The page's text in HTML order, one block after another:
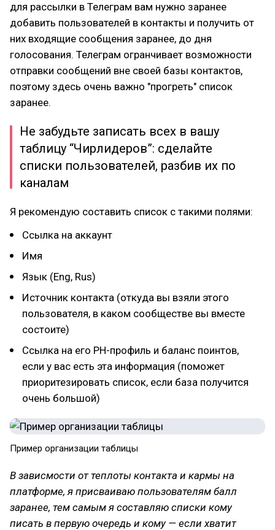
для рассылки в Телеграм вам нужно заранее
добавить пользователей в контакты и получить от
них входящие сообщения заранее, до дня
голосования. Телеграм огранчивает возможности
отправки сообщений вне своей базы контактов,
поэтому здесь очень важно "прогреть" список
заранее.
Не забудьте записать всех в вашу
таблицу “Чирлидеров”: сделайте
списки пользователей, разбив их по
каналам
Я рекомендую составить список с такими полями:
Ссылка на аккаунт
Имя
Язык (Eng, Rus)
Источник контакта (откуда вы взяли этого
пользователя, в каком сообществе вы вместе
состоите)
Ссылка на его PH-профиль и баланс поинтов,
если у вас есть эта информация (поможет
приоритезировать список, если база получится
очень большой)
Пример организации таблицы
В зависмости от теплоты контакта и кармы на
платформе, я присваиваю пользователям балл
заранее, тем самым я составляю списки кому
писать в первую очередь и кому — если хватит